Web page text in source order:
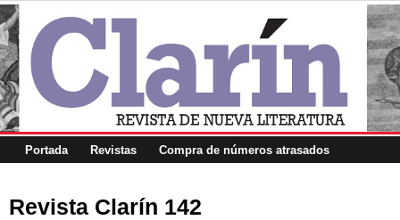
Portada Revistas Compra de números atrasados
Revista Clarín 142